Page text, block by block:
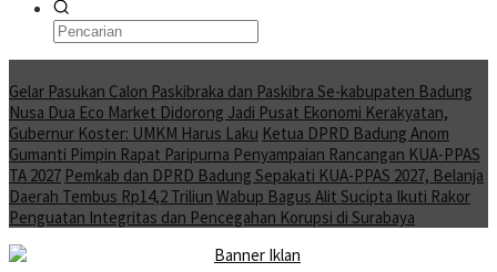
Gelar Pasukan Calon Paskibraka dan Paskibra Se-kabupaten Badung
Nusa Dua Eco Market Didorong Jadi Pusat Ekonomi Kerakyatan,
Gubernur Koster: UMKM Harus Laku Ketua DPRD Badung Anom
Gumanti Pimpin Rapat Paripurna Penyampaian Rancangan KUA-PPAS
TA 2027 Pemkab dan DPRD Badung Sepakati KUA-PPAS 2027, Belanja
Daerah Tembus Rp14,2 Triliun Wabup Bagus Alit Sucipta Ikuti Rakor
Penguatan Integritas dan Pencegahan Korupsi di Surabaya